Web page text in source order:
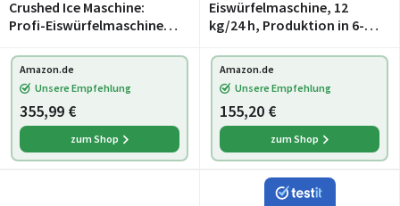
Crushed Ice Maschine:
Profi-Eiswürfelmaschine
Kaltwasser, XXL-
Touchdisplay (Eis
Maschine, Eiswürfel und,
Kühl)
Eiswürfelmaschine, 12
kg/24 h, Produktion in 6-10
Eiswürfelgrößen, 1,8 l
Wassertank, LCD-Display,
Eiswürfelmaschine,
Edelstah
Amazon.de
Unsere Empfehlung
355,99 €
zum Shop
Amazon.de
Unsere Empfehlung
155,20 €
zum Shop